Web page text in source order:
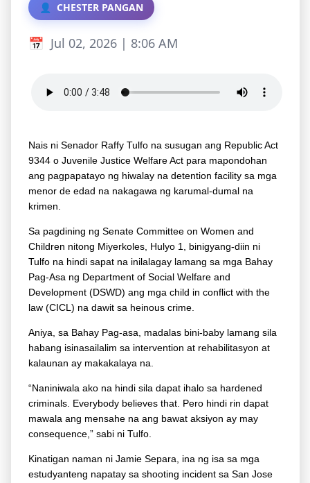
CHESTER PANGAN
Jul 02, 2026 | 8:06 AM
Nais ni Senador Raffy Tulfo na susugan ang Republic Act
9344 o Juvenile Justice Welfare Act para mapondohan
ang pagpapatayo ng hiwalay na detention facility sa mga
menor de edad na nakagawa ng karumal-dumal na
krimen.
Sa pagdining ng Senate Committee on Women and
Children nitong Miyerkoles, Hulyo 1, binigyang-diin ni
Tulfo na hindi sapat na inilalagay lamang sa mga Bahay
Pag-Asa ng Department of Social Welfare and
Development (DSWD) ang mga child in conflict with the
law (CICL) na dawit sa heinous crime.
Aniya, sa Bahay Pag-asa, madalas bini-baby lamang sila
habang isinasailalim sa intervention at rehabilitasyon at
kalaunan ay makakalaya na.
“Naniniwala ako na hindi sila dapat ihalo sa hardened
criminals. Everybody believes that. Pero hindi rin dapat
mawala ang mensahe na ang bawat aksiyon ay may
consequence,” sabi ni Tulfo.
Kinatigan naman ni Jamie Separa, ina ng isa sa mga
estudyanteng napatay sa shooting incident sa San Jose